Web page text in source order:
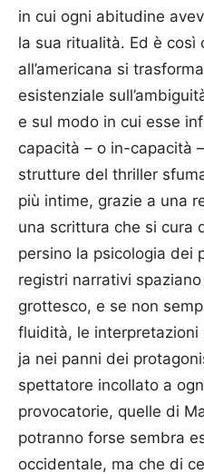
in cui ogni abitudine
la sua ritualità. Ed è così
all’americana si
esistenziale
e sul modo in cui esse
capacità – o in-capacità
strutture del thriller
più intime, grazie a una
una scrittura che si cura
persino la psicologia dei
registri narrativi
grottesco, e se non
fluidità, le interpretazioni
ja nei panni dei
spettatore incollato a
provocatorie, quelle di
potranno forse sembra
occidentale, ma che di